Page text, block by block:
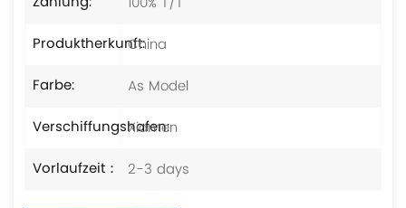
Produktherkunft:China
Farbe:
As Model
Verschiffungshafen:
Xiamen
Vorlaufzeit：
2-3 days